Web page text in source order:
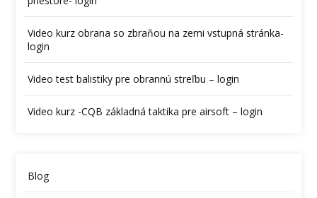
Video kurz obrana so zbraňou na zemi vstupná stránka-
login
Video test balistiky pre obrannú streľbu – login
Video kurz -CQB základná taktika pre airsoft – login
Blog